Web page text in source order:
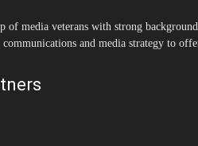
media veterans with strong
and media strategy to